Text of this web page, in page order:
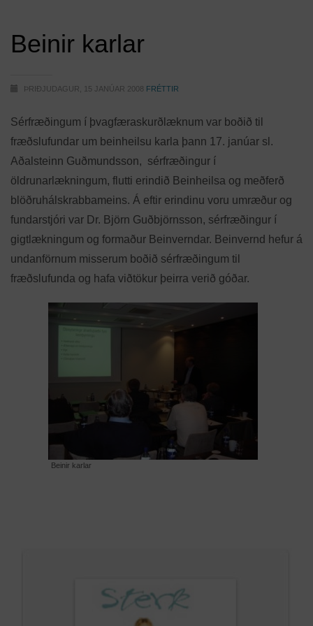
Beinir karlar
ÞRIÐJUDAGUR, 15 JANÚAR 2008 FRÉTTIR
Sérfræðingum í þvagfæraskurðlæknum var boðið til
fræðslufundar um beinheilsu karla þann 17. janúar sl.
Aðalsteinn Guðmundsson, sérfræðingur í
öldrunarlækningum, flutti erindið Beinheilsa og meðferð
blöðruhálskrabbameins. Á eftir erindinu voru umræður og
fundarstjóri var Dr. Björn Guðbjörnsson, sérfræðingur í
gigtlækningum og formaður Beinverndar. Beinvernd hefur á
undanförnum misserum boðið sérfræðingum til
fræðslufunda og hafa viðtökur þeirra verið góðar.
Beinir karlar